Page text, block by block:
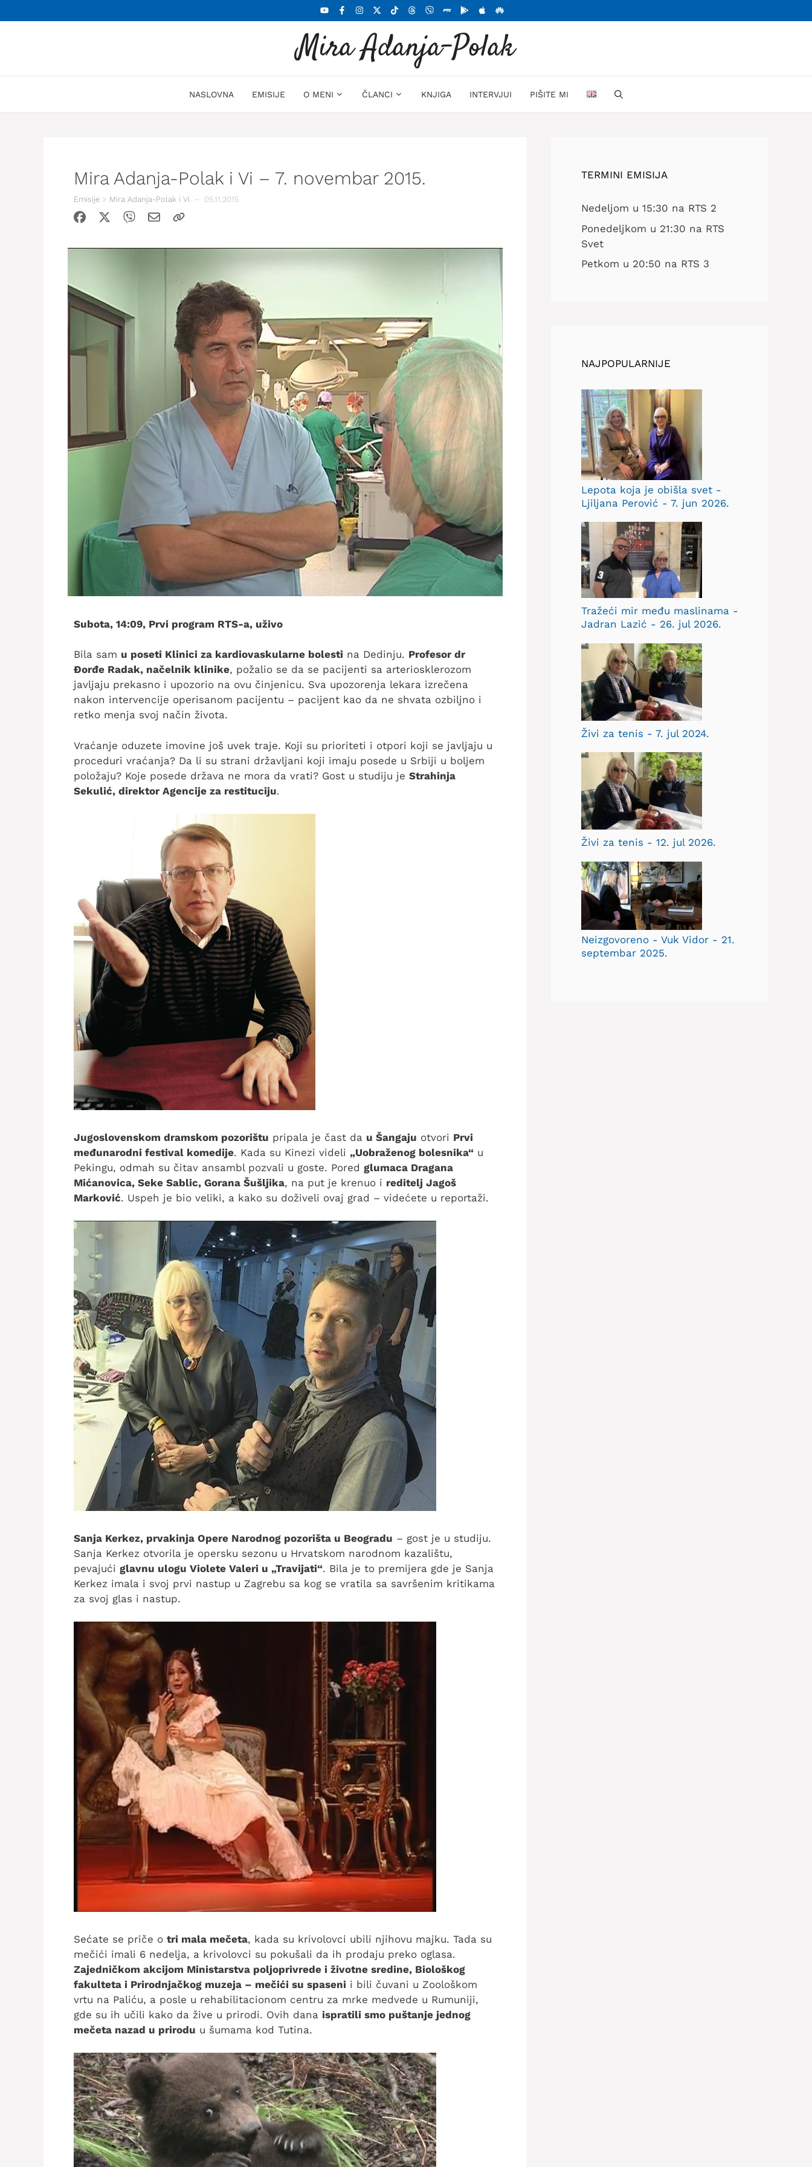
na
Mira Adanja-Polak
NASLOVNA EMISIJE O MENI ČLANCI KNJIGA INTERVJUI PIŠITE MI
Mira Adanja-Polak i Vi – 7. novembar 2015.
Emisije > Mira Adanja-Polak i Vi – 05.11.2015
Subota, 14:09, Prvi program RTS-a, uživo
Bila sam u poseti Klinici za kardiovaskularne bolesti na Dedinju. Profesor dr
Đorđe Radak, načelnik klinike, požalio se da se pacijenti sa arteriosklerozom
javljaju prekasno i upozorio na ovu činjenicu. Sva upozorenja lekara izrečena
nakon intervencije operisanom pacijentu – pacijent kao da ne shvata ozbiljno i
retko menja svoj način života.
Vraćanje oduzete imovine još uvek traje. Koji su prioriteti i otpori koji se javljaju u
proceduri vraćanja? Da li su strani državljani koji imaju posede u Srbiji u boljem
položaju? Koje posede država ne mora da vrati? Gost u studiju je Strahinja
Sekulić, direktor Agencije za restituciju.
Jugoslovenskom dramskom pozorištu pripala je čast da u Šangaju otvori Prvi
međunarodni festival komedije. Kada su Kinezi videli „Uobraženog bolesnika“ u
Pekingu, odmah su čitav ansambl pozvali u goste. Pored glumaca Dragana
Mićanovica, Seke Sablic, Gorana Šušljika, na put je krenuo i reditelj Jagoš
Marković. Uspeh je bio veliki, a kako su doživeli ovaj grad – videćete u reportaži.
Sanja Kerkez, prvakinja Opere Narodnog pozorišta u Beogradu – gost je u studiju.
Sanja Kerkez otvorila je opersku sezonu u Hrvatskom narodnom kazalištu,
pevajući glavnu ulogu Violete Valeri u „Travijati“. Bila je to premijera gde je Sanja
Kerkez imala i svoj prvi nastup u Zagrebu sa kog se vratila sa savršenim kritikama
za svoj glas i nastup.
Sećate se priče o tri mala mečeta, kada su krivolovci ubili njihovu majku. Tada su
mečići imali 6 nedelja, a krivolovci su pokušali da ih prodaju preko oglasa.
Zajedničkom akcijom Ministarstva poljoprivrede i životne sredine, Biološkog
fakulteta i Prirodnjačkog muzeja – mečići su spaseni i bili čuvani u Zoološkom
vrtu na Paliću, a posle u rehabilitacionom centru za mrke medvede u Rumuniji,
gde su ih učili kako da žive u prirodi. Ovih dana ispratili smo puštanje jednog
mečeta nazad u prirodu u šumama kod Tutina.
TERMINI EMISIJA
Nedeljom u 15:30 na RTS 2
Ponedeljkom u 21:30 na RTS
Svet
Petkom u 20:50 na RTS 3
NAJPOPULARNIJE
Lepota koja je obišla svet -
Ljiljana Perović - 7. jun 2026.
Tražeći mir među maslinama -
Jadran Lazić - 26. jul 2026.
Živi za tenis - 7. jul 2024.
Živi za tenis - 12. jul 2026.
Neizgovoreno - Vuk Vidor - 21.
septembar 2025.